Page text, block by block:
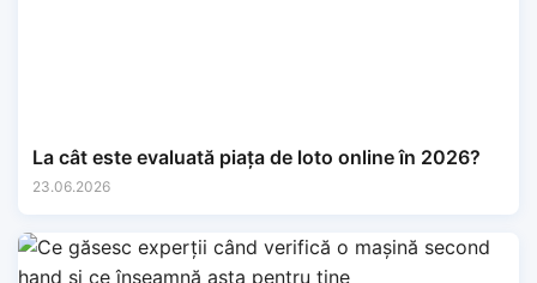
La cât este evaluată piața de loto online în 2026?
23.06.2026